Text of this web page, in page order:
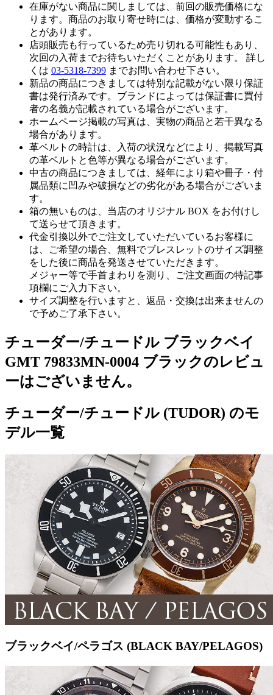
在庫がない商品に関しましては、前回の販売価格にな
ります。商品のお取り寄せ時には、価格が変動するこ
とがあります。
店頭販売も行っているため売り切れる可能性もあり、
次回の入荷までお待ちいただくことがあります。 詳し
くは 03-5318-7399 までお問い合わせ下さい。
新品の商品につきましては特別な記載がない限り保証
書は発行済みです。ブランドによっては保証書に買付
者の名義が記載されている場合がございます。
ホームページ掲載の写真は、実物の商品と若干異なる
場合があります。
革ベルトの時計は、入荷の状況などにより、掲載写真
の革ベルトと色等が異なる場合がございます。
中古の商品につきましては、経年により箱や冊子・付
属品類に凹みや破損などの劣化がある場合がございま
す。
箱の無いものは、当店のオリジナル BOX をお付けし
て送らせて頂きます。
代金引換以外でご注文していただいているお客様に
は、ご希望の場合、無料でブレスレットのサイズ調整
をした後に商品を発送させていただきます。
メジャー等で手首まわりを測り、ご注文画面の特記事
項欄にご入力下さい。
サイズ調整を行いますと、返品・交換は出来ませんの
で予めご了承下さい。
チューダー/チュードル ブラックベイ
GMT 79833MN-0004 ブラックのレビュ
ーはございません。
チューダー/チュードル (TUDOR) のモ
デル一覧
ブラックベイ/ペラゴス (BLACK BAY/PELAGOS)